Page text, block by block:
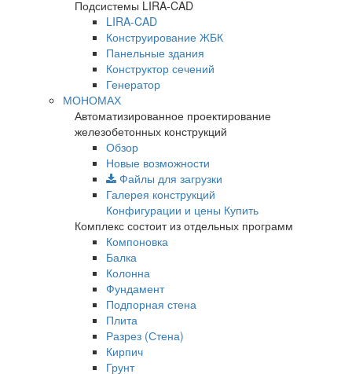
Подсистемы LIRA-CAD
LIRA-CAD
Конструирование ЖБК
Панельные здания
Конструктор сечений
Генератор
МОНОМАХ
Автоматизированное проектирование
железобетонных конструкций
Обзор
Новые возможности
Файлы для загрузки
Галерея конструкций
Конфигурации и цены Купить
Комплекс состоит из отдельных программ
Компоновка
Балка
Колонна
Фундамент
Подпорная стена
Плита
Разрез (Стена)
Кирпич
Грунт